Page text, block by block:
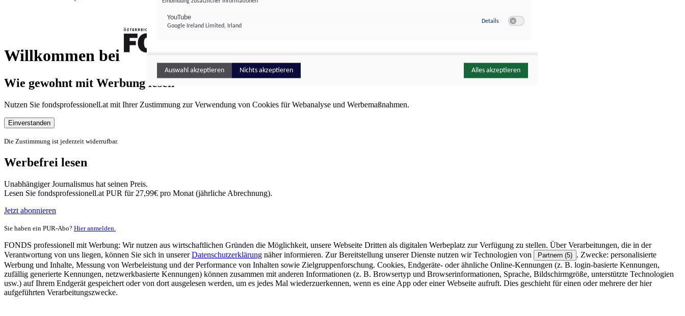
Willkommen bei
FONDS professionell
Wie gewohnt mit Werbung lesen
Nutzen Sie fondsprofessionell.at mit Ihrer Zustimmung zur Verwendung von Cookies für Webanalyse und Werbemaßnahmen.
Einverstanden
Die Zustimmung ist jederzeit widerrufbar.
Werbefrei lesen
Unabhängiger Journalismus hat seinen Preis.
Lesen Sie fondsprofessionell.at PUR für 27,99€ pro Monat (jährliche Abrechnung).
Jetzt abonnieren
Sie haben ein PUR-Abo? Hier anmelden.
FONDS professionell mit Werbung: Wir nutzen aus wirtschaftlichen Gründen die Möglichkeit, unsere Webseite Dritten als digitalen Werbeplatz zur Verfügung zu stellen. Über Verarbeitungen, die in der
Verantwortung von uns liegen, können Sie sich in unsererDatenschutzerklärung näher informieren. Zur Bereitstellung unserer Dienste nutzen wir Technologien von Partnern (5) . Zwecke: personalisierte
Werbung und Inhalte, Messung von Werbeleistung und der Performance von Inhalten sowie Zielgruppenforschung. Cookies, Endgeräte- oder ähnliche Online-Kennungen (z. B. login-basierte Kennungen,
zufällig generierte Kennungen, netzwerkbasierte Kennungen) können zusammen mit anderen Informationen (z. B. Browsertyp und Browserinformationen, Sprache, Bildschirmgröße, unterstützte Technologien
usw.) auf Ihrem Endgerät gespeichert oder von dort ausgelesen werden, um es jedes Mal wiederzuerkennen, wenn es eine App oder einer Webseite aufruft. Dies geschieht für einen oder mehrere der hier
aufgeführten Verarbeitungszwecke.
YouTube
Google Ireland Limited, Irland
Details zu YouTube
Auswahl akzeptieren Nichts akzeptieren Alles akzeptieren